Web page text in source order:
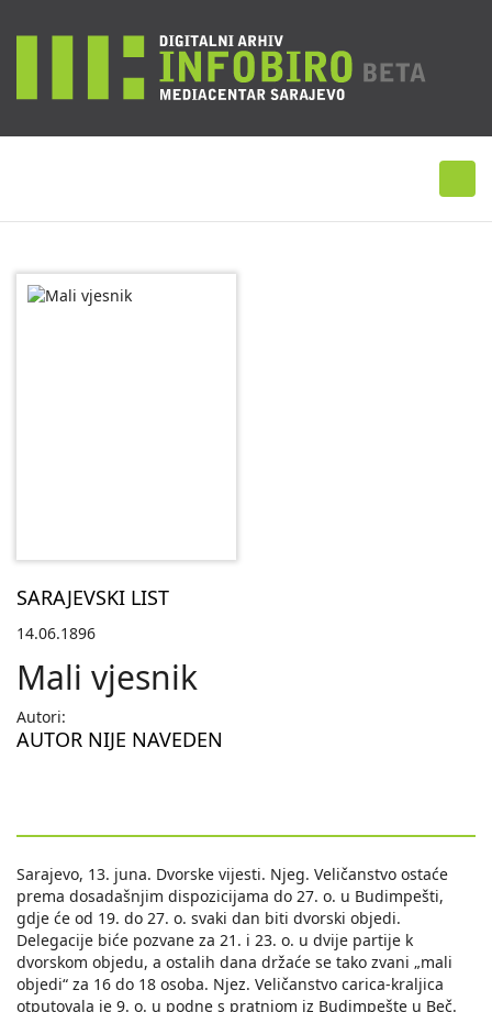
SARAJEVSKI LIST
14.06.1896
Mali vjesnik
Autori:
AUTOR NIJE NAVEDEN
Sarajevo, 13. juna. Dvorske vijesti. Njeg. Veličanstvo ostaće
prema dosadašnjim dispozicijama do 27. o. u Budimpešti,
gdje će od 19. do 27. o. svaki dan biti dvorski objedi.
Delegacije biće pozvane za 21. i 23. o. u dvije partije k
dvorskom objedu, a ostalih dana držaće se tako zvani „mali
objedi“ za 16 do 18 osoba. Njez. Veličanstvo carica-kraljica
otputovala je 9. o. u podne s pratnjom iz Budimpešte u Beč.